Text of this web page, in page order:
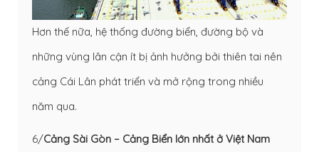
Hơn thế nữa, hệ thống đường biển, đường bộ và
những vùng lân cận ít bị ảnh hưởng bởi thiên tai nên
cảng Cái Lân phát triển và mở rộng trong nhiều
năm qua.
6/Cảng Sài Gòn – Cảng Biển lớn nhất ở Việt Nam